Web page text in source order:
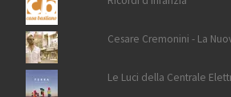
Cesare Cremonini - La
Le Luci della Centrale